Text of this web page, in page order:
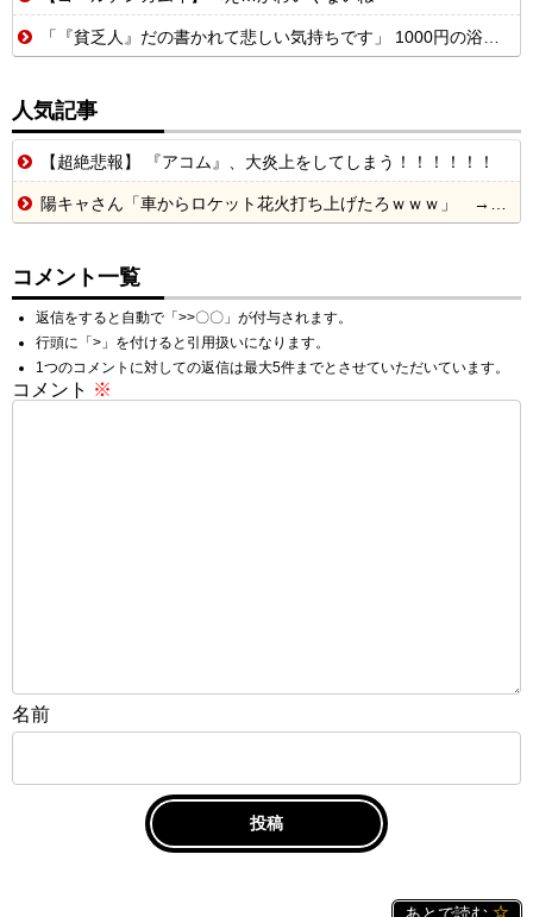
「『貧乏人』だの書かれて悲しい気持ちです」 1000円の浴衣を楽しむ和装愛好家 涼やかな着こなしに寄せられた心ない声
人気記事
【超絶悲報】 『アコム』、大炎上をしてしまう！！！！！！
陽キャさん「車からロケット花火打ち上げたろｗｗｗ」 → サンルーフが閉まっていて無事車内に発射
コメント一覧
返信をすると自動で「>>〇〇」が付与されます。
行頭に「>」を付けると引用扱いになります。
1つのコメントに対しての返信は最大5件までとさせていただいています。
コメント ※
名前
あとで読む